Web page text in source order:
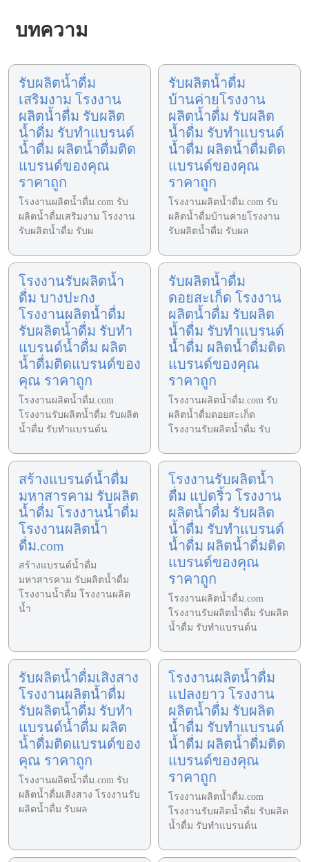
บทความ
รับผลิตน้ำดื่ม
เสริมงาม โรงงาน
ผลิตน้ำดื่ม รับผลิต
น้ำดื่ม รับทำแบรนด์
น้ำดื่ม ผลิตน้ำดื่มติด
แบรนด์ของคุณ
ราคาถูก
โรงงานผลิตน้ำดื่ม.com รับ
ผลิตน้ำดื่มเสริมงาม โรงงาน
รับผลิตน้ำดื่ม รับผ
รับผลิตน้ำดื่ม
บ้านค่ายโรงงาน
ผลิตน้ำดื่ม รับผลิต
น้ำดื่ม รับทำแบรนด์
น้ำดื่ม ผลิตน้ำดื่มติด
แบรนด์ของคุณ
ราคาถูก
โรงงานผลิตน้ำดื่ม.com รับ
ผลิตน้ำดื่มบ้านค่ายโรงงาน
รับผลิตน้ำดื่ม รับผล
โรงงานรับผลิตน้ำ
ดื่ม บางปะกง
โรงงานผลิตน้ำดื่ม
รับผลิตน้ำดื่ม รับทำ
แบรนด์น้ำดื่ม ผลิต
น้ำดื่มติดแบรนด์ของ
คุณ ราคาถูก
โรงงานผลิตน้ำดื่ม.com
โรงงานรับผลิตน้ำดื่ม รับผลิต
น้ำดื่ม รับทำแบรนด์น
รับผลิตน้ำดื่ม
ดอยสะเก็ด โรงงาน
ผลิตน้ำดื่ม รับผลิต
น้ำดื่ม รับทำแบรนด์
น้ำดื่ม ผลิตน้ำดื่มติด
แบรนด์ของคุณ
ราคาถูก
โรงงานผลิตน้ำดื่ม.com รับ
ผลิตน้ำดื่มดอยสะเก็ด
โรงงานรับผลิตน้ำดื่ม รับ
สร้างแบรนด์น้ำดื่ม
มหาสารคาม รับผลิต
น้ำดื่ม โรงงานน้ำดื่ม
โรงงานผลิตน้ำ
ดื่ม.com
สร้างแบรนด์น้ำดื่ม
มหาสารคาม รับผลิตน้ำดื่ม
โรงงานน้ำดื่ม โรงงานผลิต
น้ำ
โรงงานรับผลิตน้ำ
ดื่ม แปดริ้ว โรงงาน
ผลิตน้ำดื่ม รับผลิต
น้ำดื่ม รับทำแบรนด์
น้ำดื่ม ผลิตน้ำดื่มติด
แบรนด์ของคุณ
ราคาถูก
โรงงานผลิตน้ำดื่ม.com
โรงงานรับผลิตน้ำดื่ม รับผลิต
น้ำดื่ม รับทำแบรนด์น
รับผลิตน้ำดื่มเสิงสาง
โรงงานผลิตน้ำดื่ม
รับผลิตน้ำดื่ม รับทำ
แบรนด์น้ำดื่ม ผลิต
น้ำดื่มติดแบรนด์ของ
คุณ ราคาถูก
โรงงานผลิตน้ำดื่ม.com รับ
ผลิตน้ำดื่มเสิงสาง โรงงานรับ
ผลิตน้ำดื่ม รับผล
โรงงานผลิตน้ำดื่ม
แปลงยาว โรงงาน
ผลิตน้ำดื่ม รับผลิต
น้ำดื่ม รับทำแบรนด์
น้ำดื่ม ผลิตน้ำดื่มติด
แบรนด์ของคุณ
ราคาถูก
โรงงานผลิตน้ำดื่ม.com
โรงงานรับผลิตน้ำดื่ม รับผลิต
น้ำดื่ม รับทำแบรนด์น